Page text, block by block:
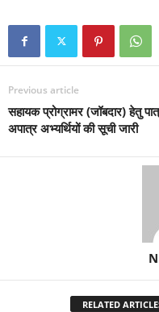
Previous article
सहायक प्रोग्रामर (जॉबदार) हेतु
अपात्र अभ्यर्थियों की सूची जारी
RELATED